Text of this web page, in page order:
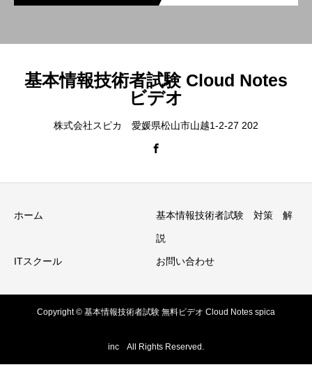
基本情報技術者試験 Cloud Notes
ビデオ
株式会社スピカ 愛媛県松山市山越1-2-27 202
ホーム 基本情報技術者試験 対策 解
説
ITスクール お問い合わせ
Copyright © 基本情報技術者試験 無料ビデオ Cloud Notes spica
inc All Rights Reserved.